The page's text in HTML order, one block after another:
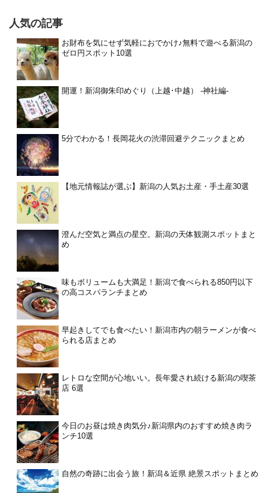
人気の記事
お財布を気にせず気軽におでかけ♪無料で遊べる新潟の
ゼロ円スポット10選
開運！新潟御朱印めぐり（上越･中越） -神社編-
5分でわかる！長岡花火の渋滞回避テクニックまとめ
【地元情報誌が選ぶ】新潟の人気お土産・手土産30選
澄んだ空気と満点の星空。新潟の天体観測スポットまと
め
味もボリュームも大満足！新潟で食べられる850円以下
の高コスパランチまとめ
早起きしてでも食べたい！新潟市内の朝ラーメンが食べ
られる店まとめ
レトロな空間が心地いい。長年愛され続ける新潟の喫茶
店 6選
今日のお昼は焼き肉気分♪新潟県内のおすすめ焼き肉ラ
ンチ10選
自然の奇跡に出会う旅！新潟＆近県 絶景スポットまとめ